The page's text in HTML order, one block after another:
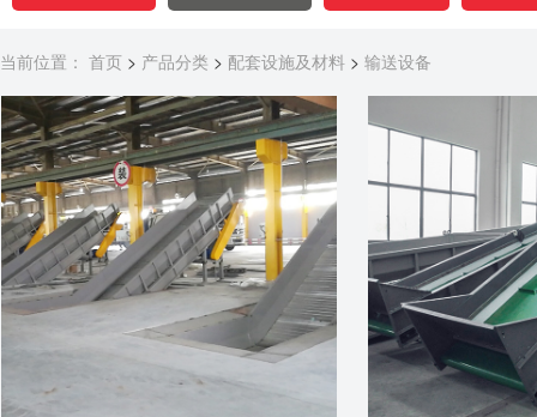
当前位置： 首页 > 产品分类 > 配套设施及材料 > 输送设备